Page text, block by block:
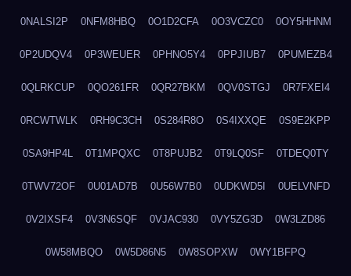
0NALSI2P 0NFM8HBQ 0O1D2CFA 0O3VCZC0 0OY5HHNM
0P2UDQV4 0P3WEUER 0PHNO5Y4 0PPJIUB7 0PUMEZB4
0QLRKCUP 0QO261FR 0QR27BKM 0QV0STGJ 0R7FXEI4
0RCWTWLK 0RH9C3CH 0S284R8O 0S4IXXQE 0S9E2KPP
0SA9HP4L 0T1MPQXC 0T8PUJB2 0T9LQ0SF 0TDEQ0TY
0TWV72OF 0U01AD7B 0U56W7B0 0UDKWD5I 0UELVNFD
0V2IXSF4 0V3N6SQF 0VJAC930 0VY5ZG3D 0W3LZD86
0W58MBQO 0W5D86N5 0W8SOPXW 0WY1BFPQ